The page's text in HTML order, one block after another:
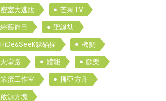
密室大逃脫 芒果TV
綜藝節目 聖誕劫
HiDe&SeeK躲貓貓 機關
天堂路 體能 歡樂
笨蛋工作室 挪亞方舟
啟源方塊